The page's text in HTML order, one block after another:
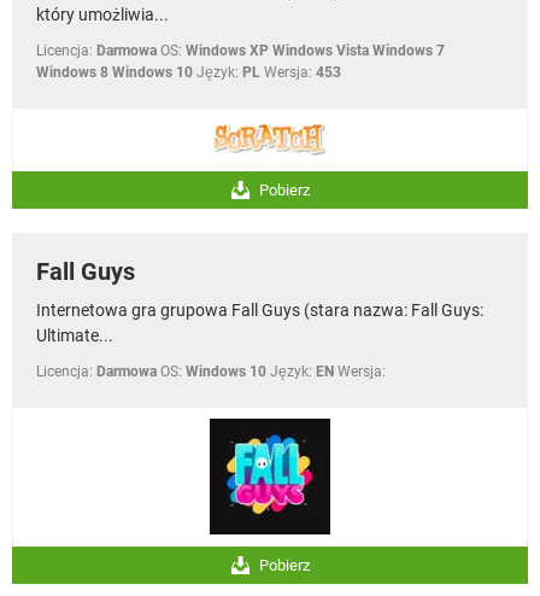
który umożliwia...
Licencja: Darmowa OS: Windows XP Windows Vista Windows 7
Windows 8 Windows 10 Język: PL Wersja: 453
Pobierz
Fall Guys
Internetowa gra grupowa Fall Guys (stara nazwa: Fall Guys:
Ultimate...
Licencja: Darmowa OS: Windows 10 Język: EN Wersja:
Pobierz